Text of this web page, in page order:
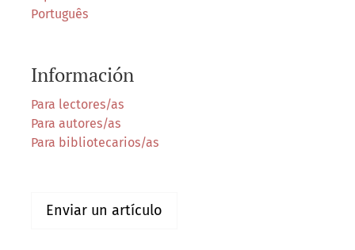
Português
Información
Para lectores/as
Para autores/as
Para bibliotecarios/as
Enviar un artículo